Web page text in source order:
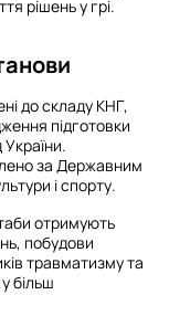
рішень у грі.
до складу КНГ,
підготовки
за Державним
і спорту.
отримують
побудови
травматизму та
більш